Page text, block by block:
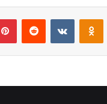
PinterestReddit